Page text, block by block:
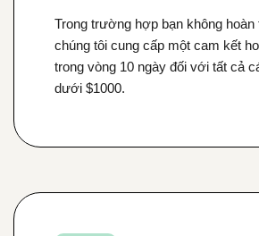
Trong trường hợp bạn không hoàn
chúng tôi cung cấp một cam kết
trong vòng 10 ngày đối với tất cả
dưới $1000.